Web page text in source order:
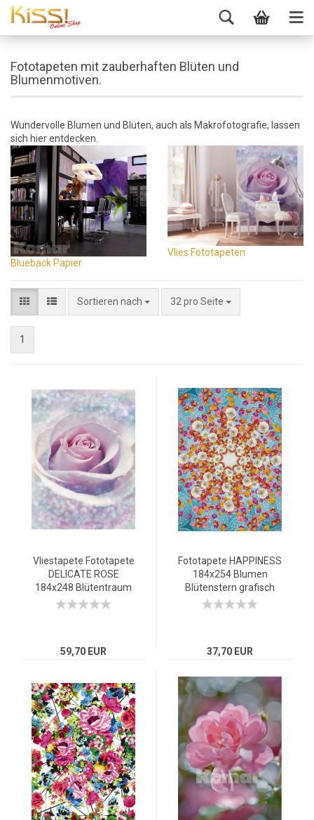
Fototapeten mit zauberhaften Blüten und
Blumenmotiven.
Wundervolle Blumen und Blüten, auch als Makrofotografie, lassen
sich hier entdecken.
Blueback Papier
Vlies Fototapeten
Sortieren nach 32 pro Seite
1
Vliestapete Fototapete
DELICATE ROSE
184x248 Blütentraum
Pastell, Blume 2-teilig
59,70 EUR
Fototapete HAPPINESS
184x254 Blumen
Blütenstern grafisch
weiss pink orange rot
37,70 EUR